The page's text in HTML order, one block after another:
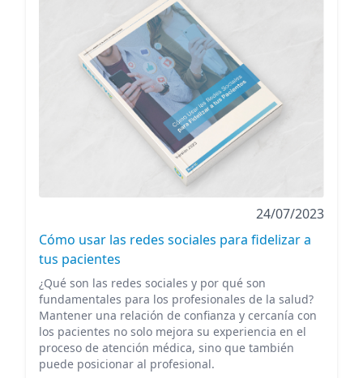
24/07/2023
Cómo usar las redes sociales para fidelizar a
tus pacientes
¿Qué son las redes sociales y por qué son
fundamentales para los profesionales de la salud?
Mantener una relación de confianza y cercanía con
los pacientes no solo mejora su experiencia en el
proceso de atención médica, sino que también
puede posicionar al profesional.